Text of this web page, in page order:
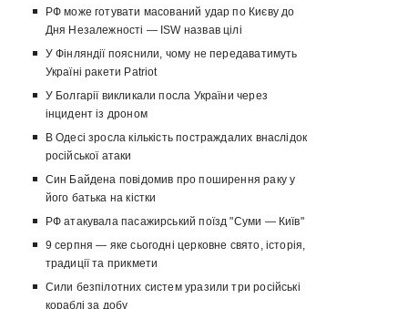
РФ може готувати масований удар по Києву до
Дня Незалежності — ISW назвав цілі
У Фінляндії пояснили, чому не передаватимуть
Україні ракети Patriot
У Болгарії викликали посла України через
інцидент із дроном
В Одесі зросла кількість постраждалих внаслідок
російської атаки
Син Байдена повідомив про поширення раку у
його батька на кістки
РФ атакувала пасажирський поїзд "Суми — Київ"
9 серпня — яке сьогодні церковне свято, історія,
традиції та прикмети
Сили безпілотних систем уразили три російські
кораблі за добу